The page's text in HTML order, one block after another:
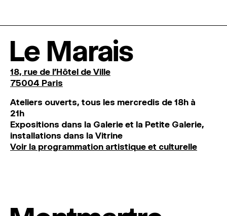
Le Marais
18, rue de l'Hôtel de Ville
75004 Paris
Ateliers ouverts, tous les mercredis de 18h à
21h
Expositions dans la Galerie et la Petite Galerie,
installations dans la Vitrine
Voir la programmation artistique et culturelle